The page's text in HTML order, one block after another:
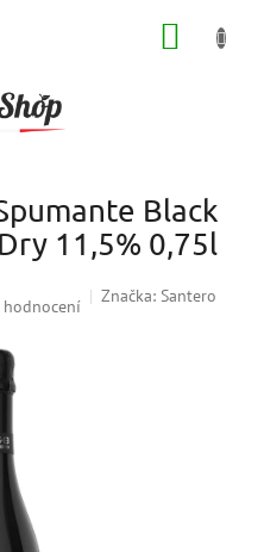
Black
11,5% 0,75l
Značka: Santero